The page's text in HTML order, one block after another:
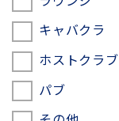
キャバクラ
ホストクラブ
パブ